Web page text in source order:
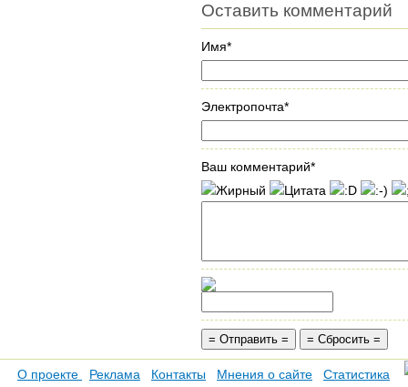
Оставить комментарий
Имя*
Электропочта*
Ваш комментарий*
О проекте Реклама Контакты Мнения о сайте
Статистика